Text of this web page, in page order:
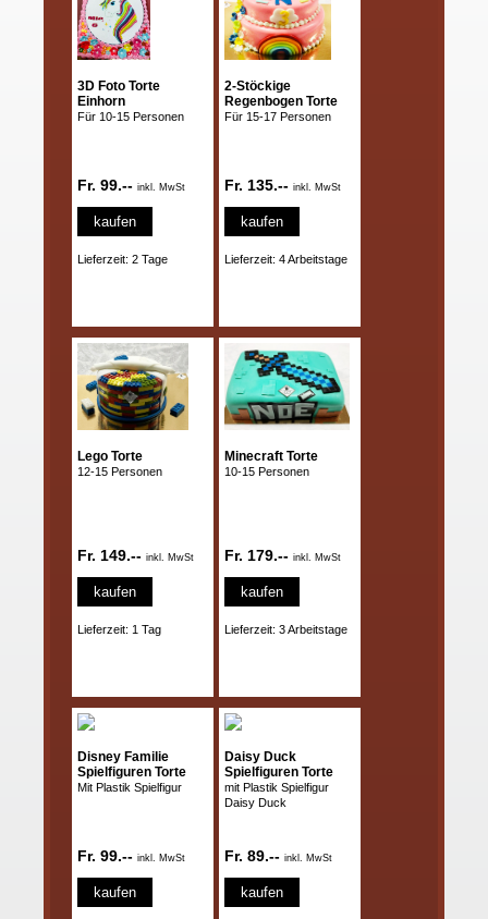
3D Foto Torte
Einhorn
Für 10-15 Personen
Fr. 99.-- inkl. MwSt
kaufen
Lieferzeit: 2 Tage
2-Stöckige
Regenbogen Torte
Für 15-17 Personen
Fr. 135.-- inkl. MwSt
kaufen
Lieferzeit: 4 Arbeitstage
Lego Torte
12-15 Personen
Fr. 149.-- inkl. MwSt
kaufen
Lieferzeit: 1 Tag
Minecraft Torte
10-15 Personen
Fr. 179.-- inkl. MwSt
kaufen
Lieferzeit: 3 Arbeitstage
Disney Familie
Spielfiguren Torte
Mit Plastik Spielfigur
Fr. 99.-- inkl. MwSt
kaufen
Daisy Duck
Spielfiguren Torte
mit Plastik Spielfigur
Daisy Duck
Fr. 89.-- inkl. MwSt
kaufen